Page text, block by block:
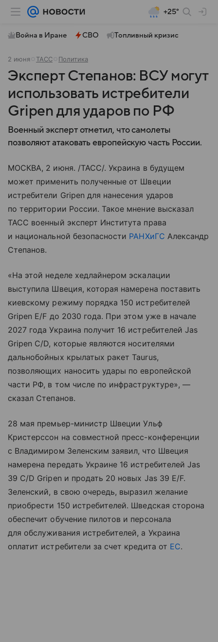
+25°
Война в Иране СВО Топливный кризис
2 июня ТАСС Политика
Эксперт Степанов: ВСУ могут
использовать истребители
Gripen для ударов по РФ
Военный эксперт отметил, что самолеты
позволяют атаковать европейскую часть России.
МОСКВА, 2 июня. /ТАСС/. Украина в будущем
может применить полученные от Швеции
истребители Gripen для нанесения ударов
по территории России. Такое мнение высказал
ТАСС военный эксперт Института права
и национальной безопасности РАНХиГС Александр
Степанов.
«На этой неделе хедлайнером эскалации
выступила Швеция, которая намерена поставить
киевскому режиму порядка 150 истребителей
Gripen E/F до 2030 года. При этом уже в начале
2027 года Украина получит 16 истребителей Jas
Gripen C/D, которые являются носителями
дальнобойных крылатых ракет Taurus,
позволяющих наносить удары по европейской
части РФ, в том числе по инфраструктуре», —
сказал Степанов.
28 мая премьер-министр Швеции Ульф
Кристерссон на совместной пресс-конференции
с Владимиром Зеленским заявил, что Швеция
намерена передать Украине 16 истребителей Jas
39 C/D Gripen и продать 20 новых Jas 39 E/F.
Зеленский, в свою очередь, выразил желание
приобрести 150 истребителей. Шведская сторона
обеспечит обучение пилотов и персонала
для обслуживания истребителей, а Украина
оплатит истребители за счет кредита от ЕС.